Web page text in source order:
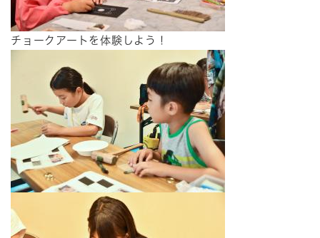
チョークアートを体験しよう！